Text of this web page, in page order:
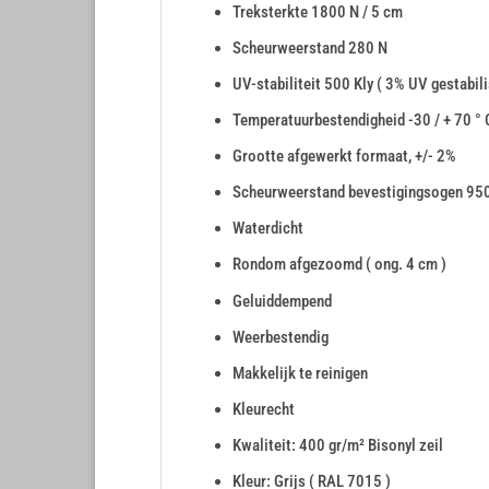
Treksterkte 1800 N / 5 cm
Scheurweerstand 280 N
UV-stabiliteit 500 Kly ( 3% UV
Temperatuurbestendigheid -30 / + 70 °
Grootte afgewerkt formaat, +/- 2%
Scheurweerstand bevestigingsogen
Waterdicht
Rondom afgezoomd ( ong. 4 cm )
Geluiddempend
Weerbestendig
Makkelijk te reinigen
Kleurecht
Kwaliteit: 400 gr/m² Bisonyl zeil
Kleur: Grijs ( RAL 7015 )